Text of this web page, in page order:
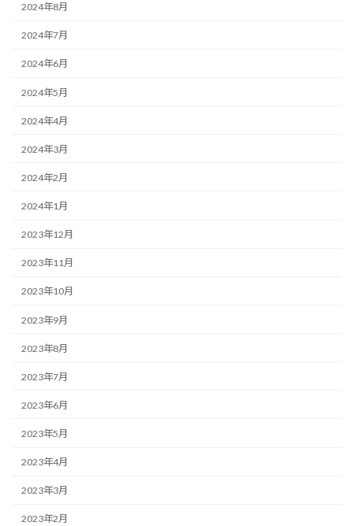
2024年8月
2024年7月
2024年6月
2024年5月
2024年4月
2024年3月
2024年2月
2024年1月
2023年12月
2023年11月
2023年10月
2023年9月
2023年8月
2023年7月
2023年6月
2023年5月
2023年4月
2023年3月
2023年2月